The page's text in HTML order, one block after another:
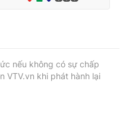
nếu không có sự chấp
VTV.vn khi phát hành lại